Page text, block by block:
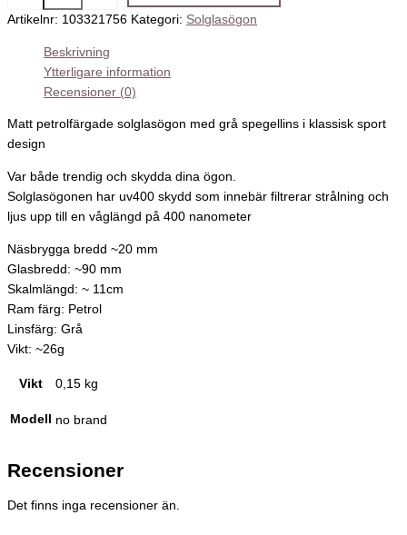
Artikelnr: 103321756 Kategori: Solglasögon
Beskrivning
Ytterligare information
Recensioner (0)
Matt petrolfärgade solglasögon med grå spegellins i klassisk sport
design
Var både trendig och skydda dina ögon.
Solglasögonen har uv400 skydd som innebär filtrerar strålning och
ljus upp till en våglängd på 400 nanometer
Näsbrygga bredd ~20 mm
Glasbredd: ~90 mm
Skalmlängd: ~ 11cm
Ram färg: Petrol
Linsfärg: Grå
Vikt: ~26g
Vikt 0,15 kg
Modell no brand
Recensioner
Det finns inga recensioner än.